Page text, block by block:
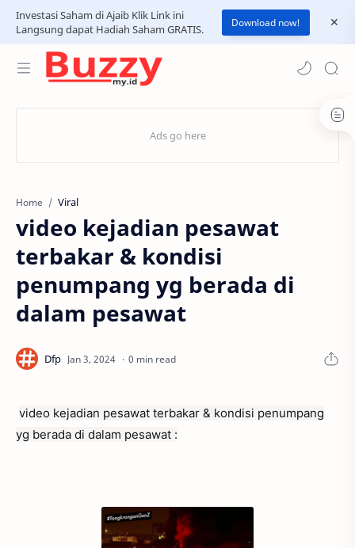
Investasi Saham di Ajaib Klik Link ini
Langsung dapat Hadiah Saham GRATIS.
Download now!
Home Viral
video kejadian pesawat
terbakar & kondisi
penumpang yg berada di
dalam pesawat
0 min read
video kejadian pesawat terbakar & kondisi penumpang
yg berada di dalam pesawat :